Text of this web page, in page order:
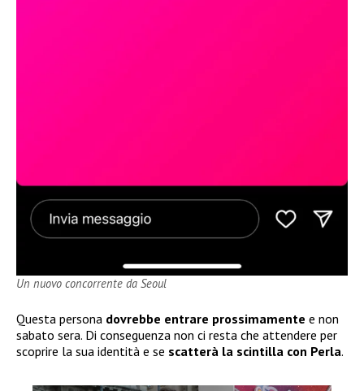
Un nuovo concorrente da Seoul
Questa persona dovrebbe entrare prossimamente e non
sabato sera. Di conseguenza non ci resta che attendere per
scoprire la sua identità e se scatterà la scintilla con Perla.